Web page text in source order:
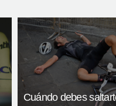
Cuándo debes